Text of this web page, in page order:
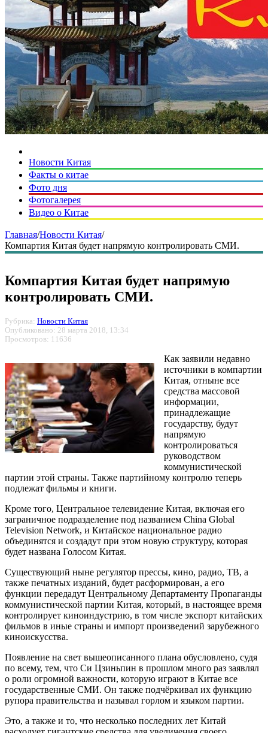
Новости Китая
Факты о китае
Фото дня
Фотогалерея
Видео о Китае
Главная/Новости Китая/
Компартия Китая будет напрямую контролировать СМИ.
Компартия Китая будет напрямую
контролировать СМИ.
Рубрика: Новости Китая
Опубликовано: 28 марта 2018, 13:34
Просмотров: 11636
Как заявили недавно
источники в компартии
Китая, отныне все
средства массовой
информации,
принадлежащие
государству, будут
напрямую
контролироваться
руководством
коммунистической
партии этой страны. Также партийному контролю теперь
подлежат фильмы и книги.
Кроме того, Центральное телевидение Китая, включая его
заграничное подразделение под названием China Global
Television Network, и Китайское национальное радио
объединятся и создадут при этом новую структуру, которая
будет названа Голосом Китая.
Существующий ныне регулятор прессы, кино, радио, ТВ, а
также печатных изданий, будет расформирован, а его
функции передадут Центральному Департаменту Пропаганды
коммунистической партии Китая, который, в настоящее время
контролирует киноиндустрию, в том числе экспорт китайских
фильмов в иные страны и импорт произведений зарубежного
киноискусства.
Появление на свет вышеописанного плана обусловлено, судя
по всему, тем, что Си Цзиньпин в прошлом много раз заявлял
о роли огромной важности, которую играют в Китае все
государственные СМИ. Он также подчёркивал их функцию
рупора правительства и называл горлом и языком партии.
Это, а также и то, что несколько последних лет Китай